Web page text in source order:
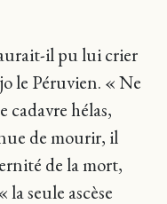
il pu lui crier
le Péruvien. « Ne
cadavre hélas,
de mourir, il
de la mort,
seule ascèse